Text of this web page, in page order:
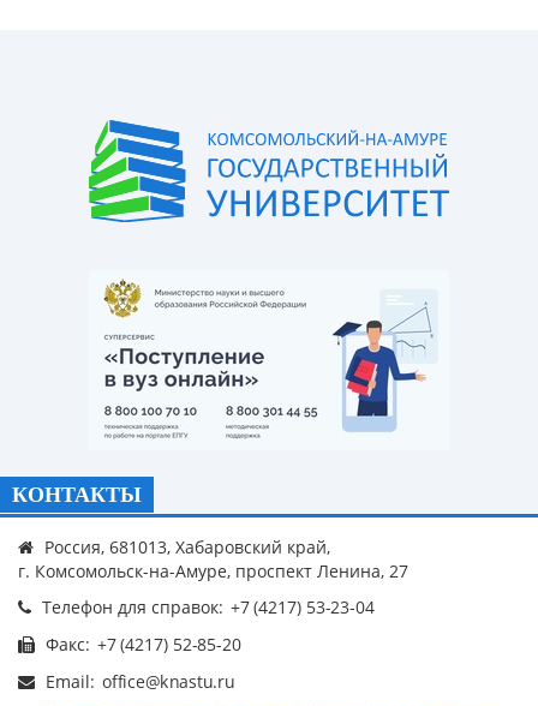
КОНТАКТЫ
Россия, 681013, Хабаровский край,
г. Комсомольск-на-Амуре, проспект Ленина, 27
Телефон для справок:
Факс:
Email: